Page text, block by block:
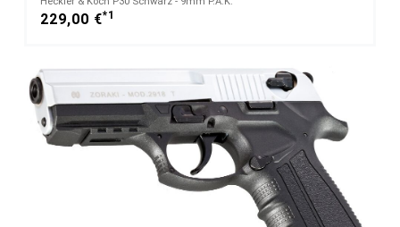
229,00 €*1